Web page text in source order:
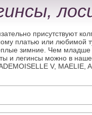
присутствуют
платью или любимой
зимние. Чем
и легинсы можно в
V, MAELIE,